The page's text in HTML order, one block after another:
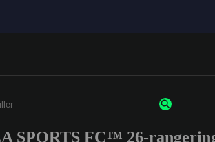
minimum of 3 characters or numbers
SPORTS FC™ 26-